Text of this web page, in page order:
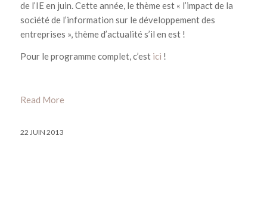
de l’IE en juin. Cette année, le thème est « l’impact de la
société de l’information sur le développement des
entreprises », thème d’actualité s’il en est !
Pour le programme complet, c’est ici !
Read More
22 JUIN 2013